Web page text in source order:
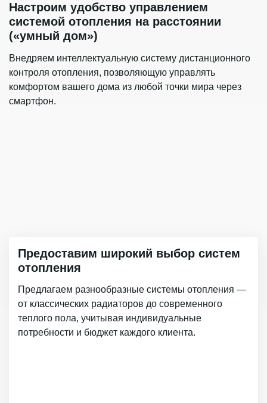
Настроим удобство управлением
системой отопления на расстоянии
(«умный дом»)
Внедряем интеллектуальную систему дистанционного
контроля отопления, позволяющую управлять
комфортом вашего дома из любой точки мира через
смартфон.
Предоставим широкий выбор систем
отопления
Предлагаем разнообразные системы отопления —
от классических радиаторов до современного
теплого пола, учитывая индивидуальные
потребности и бюджет каждого клиента.